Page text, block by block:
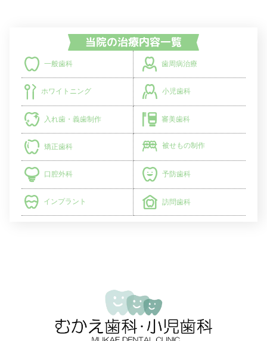
一般歯科 歯周病治療
ホワイトニング 小児歯科
入れ歯・義歯制作 審美歯科
矯正歯科 被せもの制作
口腔外科 予防歯科
インプラント 訪問歯科